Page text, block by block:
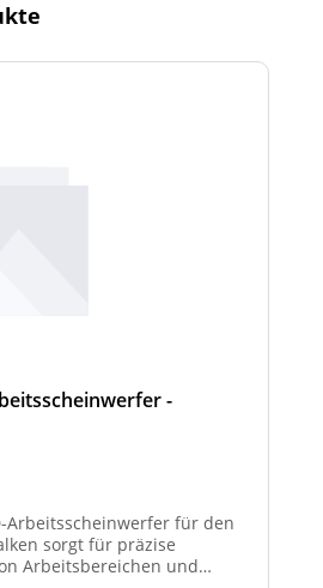
-
Arbeitsscheinwerfer für den
sorgt für präzise
Arbeitsbereichen und